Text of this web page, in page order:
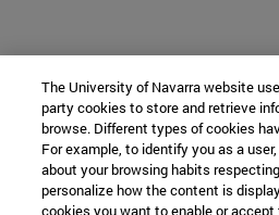
The University of Navarra website
party cookies to store and retrieve
browse. Different types of cookies
For example, to identify you as a
about your browsing habits
personalize how the content is
cookies you want to enable or